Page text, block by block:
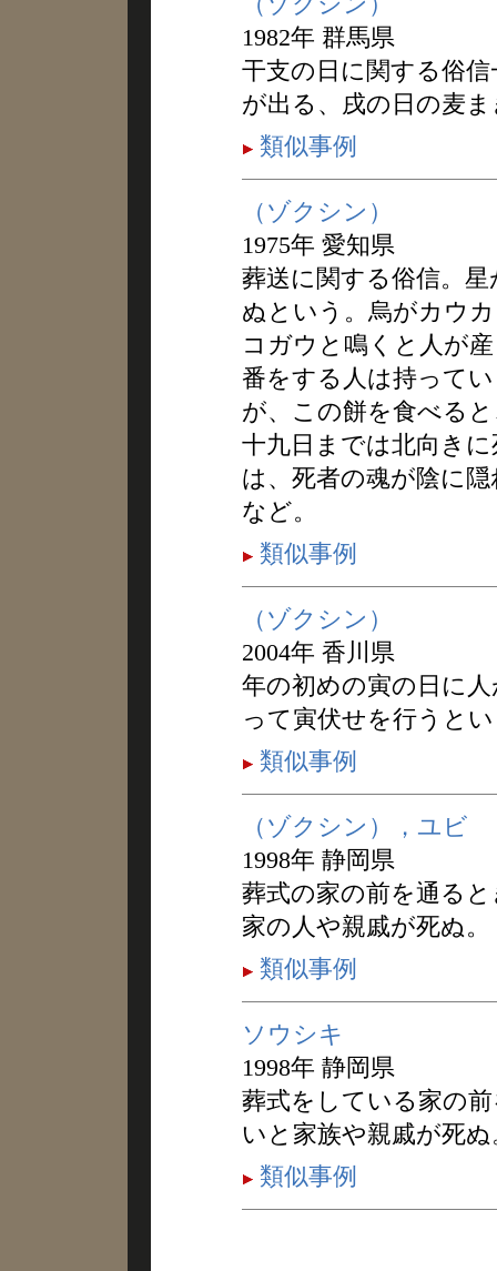
1982年 群馬県
干支の日に関する俗
が出る、戌の日の麦
類似事例
（ゾクシン）
1975年 愛知県
葬送に関する俗信。
ぬという。烏がカウ
コガウと鳴くと人が
番をする人は持って
が、この餅を食べる
十九日までは北向き
は、死者の魂が陰に
など。
類似事例
（ゾクシン）
2004年 香川県
年の初めの寅の日に
って寅伏せを行うと
類似事例
（ゾクシン），ユビ
1998年 静岡県
葬式の家の前を通る
家の人や親戚が死ぬ。
類似事例
ソウシキ
1998年 静岡県
葬式をしている家の
いと家族や親戚が死ぬ
類似事例